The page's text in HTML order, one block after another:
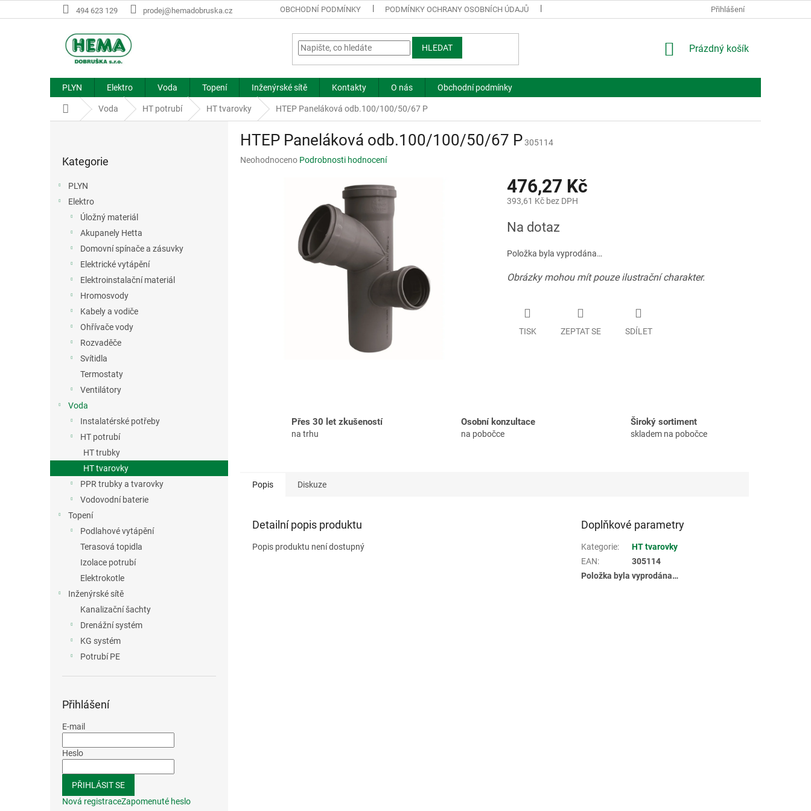
na
494 623 129 prodej@hemadobruska.cz OBCHODNÍ PODMÍNKY PODMÍNKY OCHRANY OSOBNÍCH ÚDAJŮ Přihlášení
HLEDAT
NÁKUPNÍ
Prázdný košík
PLYN Elektro Voda Topení Inženýrské sítě Kontakty O nás Obchodní podmínky
Domů Voda HT potrubí HT tvarovky HTEP Paneláková odb.100/100/50/67 P
kategorie
Kategorie
PLYN
Elektro
Úložný materiál
Akupanely Hetta
Domovní spínače a zásuvky
Elektrické vytápění
Elektroinstalační materiál
Hromosvody
Kabely a vodiče
Ohřívače vody
Rozvaděče
Svítidla
Termostaty
Ventilátory
Voda
Instalatérské potřeby
HT potrubí
HT trubky
HT tvarovky
PPR trubky a tvarovky
Vodovodní baterie
Topení
Podlahové vytápění
Terasová topidla
Izolace potrubí
Elektrokotle
Inženýrské sítě
Kanalizační šachty
Drenážní systém
KG systém
Potrubí PE
Přihlášení
E-mail
Heslo
PŘIHLÁSIT SE
Nová registraceZapomenuté heslo
HTEP Paneláková odb.100/100/50/67 P305114
Průměrné
Neohodnoceno Podrobnosti hodnocení
476,27 Kč
393,61 Kč bez DPH
cena:
Na dotaz
Položka byla vyprodána…
Obrázky mohou mít pouze ilustrační charakter.
TISK ZEPTAT SE SDÍLET
Přes 30 let zkušeností
na trhu
Osobní konzultace
na pobočce
Široký sortiment
skladem na pobočce
Popis Diskuze
Detailní popis produktu
Popis produktu není dostupný
Doplňkové parametry
Kategorie:
HT tvarovky
EAN:
305114
Položka byla vyprodána…